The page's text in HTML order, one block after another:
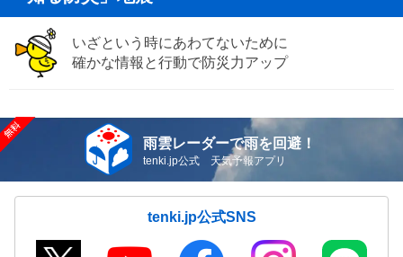
いざという時にあわてないために
確かな情報と行動で防災力アップ
雨雲レーダーで雨を回避！
tenki.jp公式 天気予報アプリ
tenki.jp公式SNS